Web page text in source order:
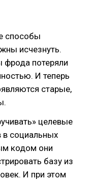
способы
исчезнуть.
фрода потеряли
И теперь
старые,
целевые
в социальных
кодом они
базу из
И при этом